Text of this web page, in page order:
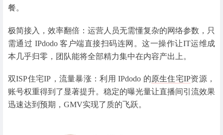
餐。
极简接入，效率翻倍：运营人员无需懂复杂的网络参数，只
需通过 IPdodo 客户端直接扫码连网。这一操作让IT运维成
本几乎归零，团队能将全部精力集中在内容产出上。
双ISP住宅IP，流量暴涨：利用 IPdodo 的原生住宅IP资源，
账号权重得到了显著提升。稳定的曝光量让直播间引流效果
迅速达到预期，GMV实现了质的飞跃。